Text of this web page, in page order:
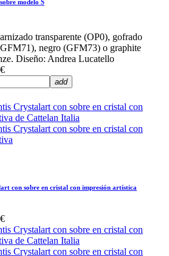
modelo S
transparente (OP0), gofrado
negro (GFM73) o graphite
Diseño: Andrea Lucatello
add
con sobre en cristal con impresión artística